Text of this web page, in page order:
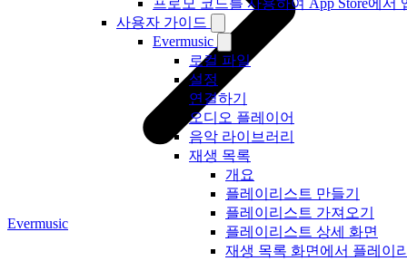
프로모 코드를 사용하여 App Store에
사용자 가이드
Evermusic
로컬 파일
설정
연결하기
오디오 플레이어
음악 라이브러리
재생 목록
개요
플레이리스트 만들기
플레이리스트 가져오기
플레이리스트 상세 화면
재생 목록 화면에서 플레이
Evermusic